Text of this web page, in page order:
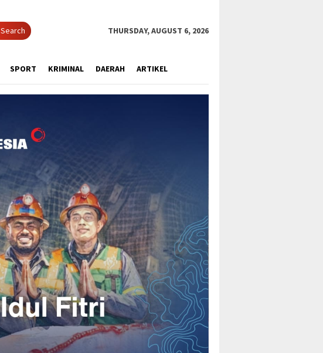
Search THURSDAY, AUGUST 6, 2026
SPORT KRIMINAL DAERAH ARTIKEL